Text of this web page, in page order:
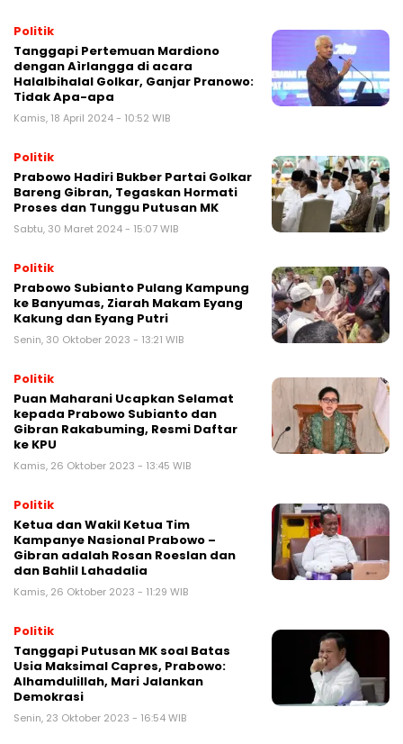
Politik
Tanggapi Pertemuan Mardiono
dengan Aìrlangga di acara
Halalbihalal Golkar, Ganjar Pranowo:
Tidak Apa-apa
Kamis, 18 April 2024 - 10:52 WIB
Politik
Prabowo Hadiri Bukber Partai Golkar
Bareng Gibran, Tegaskan Hormati
Proses dan Tunggu Putusan MK
Sabtu, 30 Maret 2024 - 15:07 WIB
Politik
Prabowo Subianto Pulang Kampung
ke Banyumas, Ziarah Makam Eyang
Kakung dan Eyang Putri
Senin, 30 Oktober 2023 - 13:21 WIB
Politik
Puan Maharani Ucapkan Selamat
kepada Prabowo Subianto dan
Gibran Rakabuming, Resmi Daftar
ke KPU
Kamis, 26 Oktober 2023 - 13:45 WIB
Politik
Ketua dan Wakil Ketua Tim
Kampanye Nasional Prabowo –
Gibran adalah Rosan Roeslan dan
dan Bahlil Lahadalia
Kamis, 26 Oktober 2023 - 11:29 WIB
Politik
Tanggapi Putusan MK soal Batas
Usia Maksimal Capres, Prabowo:
Alhamdulillah, Mari Jalankan
Demokrasi
Senin, 23 Oktober 2023 - 16:54 WIB